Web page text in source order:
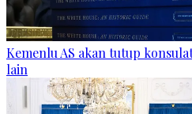
Kemenlu AS akan tutup
lain